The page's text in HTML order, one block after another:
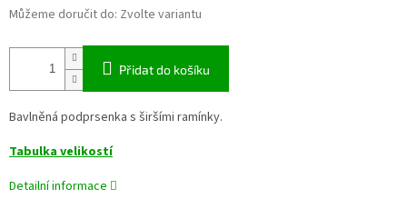
Můžeme doručit do: Zvolte variantu
Přidat do košíku
Bavlněná podprsenka s širšími ramínky.
Tabulka velikostí
Detailní informace